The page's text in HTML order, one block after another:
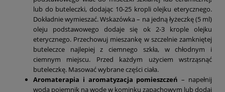
lub do buteleczki, dodając 10-25 kropli olejku eterycznego.
Dokładnie wymieszać. Wskazówka – na jedną łyżeczkę (5 ml)
oleju podstawowego dodaje się ok 2-3 krople olejku
eterycznego. Przechowuj mieszankę w szczelnie zamkniętej
buteleczce najlepiej z ciemnego szkła, w chłodnym i
ciemnym miejscu. Przed każdym użyciem wstrząsnąć
buteleczkę. Masować wybrane części ciała.
Aromaterapia i aromatyzacja pomieszczeń– napełnij
wodą pojemnik na wodę w kominku zapachowym lub dodaj